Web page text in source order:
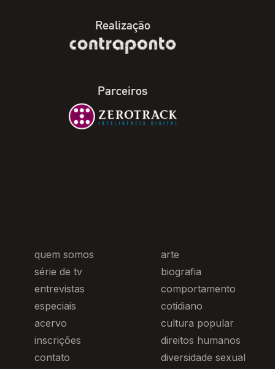
Realização
Parceiros
quem somos
série de tv
entrevistas
especiais
acervo
inscrições
contato
arte
biografia
comportamento
cotidiano
cultura popular
direitos humanos
diversidade sexual